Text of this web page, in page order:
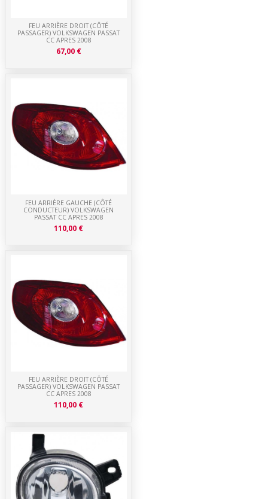
FEU ARRIÈRE DROIT (CÔTÉ
PASSAGER) VOLKSWAGEN PASSAT
CC APRES 2008
110,00 €
FEU ARRIÈRE GAUCHE (CÔTÉ
CONDUCTEUR) VOLKSWAGEN
PASSAT CC APRES 2008
110,00 €
FEU ARRIÈRE DROIT (CÔTÉ
PASSAGER) VOLKSWAGEN PASSAT
CC APRES 2008
67,00 €